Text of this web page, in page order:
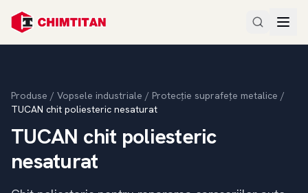
Produse / Vopsele industriale / Protecție suprafețe metalice /
TUCAN chit poliesteric nesaturat
TUCAN chit poliesteric
nesaturat